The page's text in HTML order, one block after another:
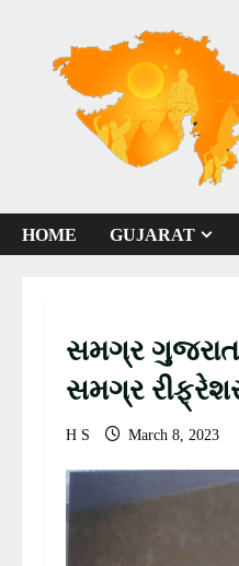
HOME GUJARAT
સમગ્ર
સમગ્ર
લખતરિયા
H S March 8, 2023